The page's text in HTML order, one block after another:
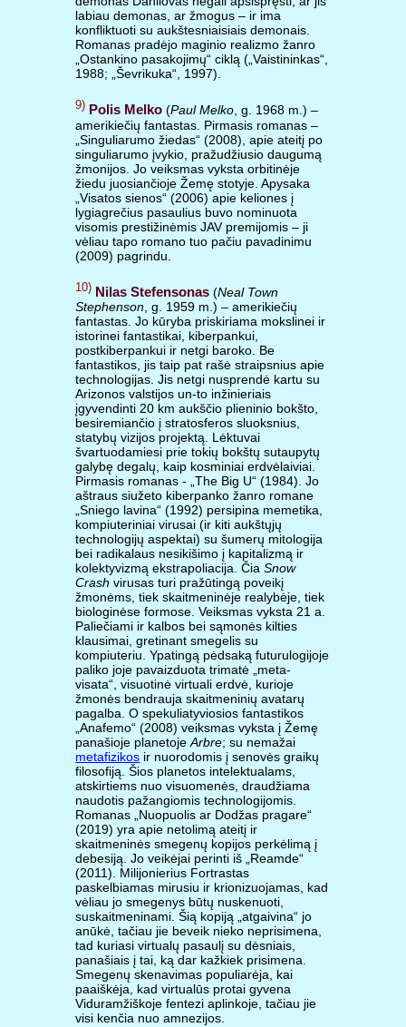
labiau demonas, ar žmogus – ir ima
konfliktuoti su aukštesniaisiais demonais.
Romanas pradėjo maginio realizmo žanro
„Ostankino pasakojimų“ ciklą („Vaistininkas“,
1988; „Ševrikuka“, 1997).
9) Polis Melko (Paul Melko , g. 1968 m.) –
amerikiečių fantastas. Pirmasis romanas –
„Singuliarumo žiedas“ (2008), apie ateitį po
singuliarumo įvykio, pražudžiusio daugumą
žmonijos. Jo veiksmas vyksta orbitinėje
žiedu juosiančioje Žemę stotyje. Apysaka
„Visatos sienos“ (2006) apie keliones į
lygiagrečius pasaulius buvo nominuota
visomis prestižinėmis JAV premijomis – ji
vėliau tapo romano tuo pačiu pavadinimu
(2009) pagrindu.
10) Nilas Stefensonas (Neal Town
Stephenson, g. 1959 m.) – amerikiečių
fantastas. Jo kūryba priskiriama mokslinei ir
istorinei fantastikai, kiberpankui,
postkiberpankui ir netgi baroko. Be
fantastikos, jis taip pat rašė straipsnius apie
technologijas. Jis netgi nusprendė kartu su
Arizonos valstijos un-to inžinieriais
įgyvendinti 20 km aukščio plieninio bokšto,
besiremiančio į stratosferos sluoksnius,
statybų vizijos projektą. Lėktuvai
švartuodamiesi prie tokių bokštų sutaupytų
galybę degalų, kaip kosminiai erdvėlaiviai.
Pirmasis romanas - „The Big U“ (1984). Jo
aštraus siužeto kiberpanko žanro romane
„Sniego lavina“ (1992) persipina memetika,
kompiuteriniai virusai (ir kiti aukštųjų
technologijų aspektai) su šumerų mitologija
bei radikalaus nesikišimo į kapitalizmą ir
kolektyvizmą ekstrapoliacija. ČiaSnow
Crash virusas turi pražūtingą poveikį
žmonėms, tiek skaitmeninėje realybėje, tiek
biologinėse formose. Veiksmas vyksta 21 a.
Paliečiami ir kalbos bei sąmonės kilties
klausimai, gretinant smegelis su
kompiuteriu. Ypatingą pėdsaką futurulogijoje
paliko joje pavaizduota trimatė „meta-
visata“, visuotinė virtuali erdvė, kurioje
žmonės bendrauja skaitmeninių avatarų
pagalba. O spekuliatyviosios fantastikos
„Anafemo“ (2008) veiksmas vyksta į Žemę
panašioje planetojeArbre; su nemažai
metafizikos ir nuorodomis į senovės graikų
filosofiją. Šios planetos intelektualams,
atskirtiems nuo visuomenės, draudžiama
naudotis pažangiomis technologijomis.
Romanas „Nuopuolis ar Dodžas pragare“
(2019) yra apie netolimą ateitį ir
skaitmeninės smegenų kopijos perkėlimą į
debesiją. Jo veikėjai perinti iš „Reamde“
(2011). Milijonierius Fortrastas
paskelbiamas mirusiu ir krionizuojamas, kad
vėliau jo smegenys būtų nuskenuoti,
suskaitmeninami. Šią kopiją „atgaivina“ jo
anūkė, tačiau jie beveik nieko neprisimena,
tad kuriasi virtualų pasaulį su dėsniais,
panašiais į tai, ką dar kažkiek prisimena.
Smegenų skenavimas populiarėja, kai
paaiškėja, kad virtualūs protai gyvena
Viduramžiškoje fentezi aplinkoje, tačiau jie
visi kenčia nuo amnezijos.